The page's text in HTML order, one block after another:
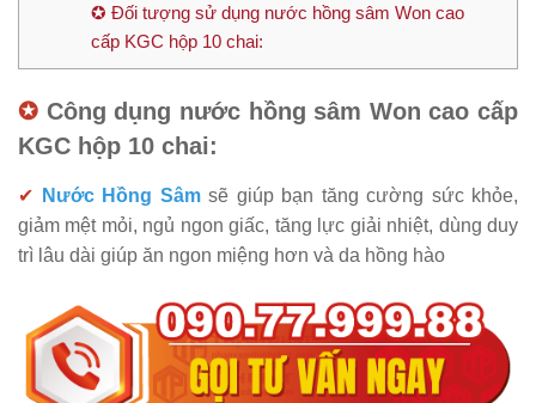
✪ Đối tượng sử dụng nước hồng sâm Won cao
cấp KGC hộp 10 chai:
✪ Công dụng nước hồng sâm Won cao cấp
KGC hộp 10 chai:
✔ Nước Hồng Sâmsẽ giúp bạn tăng cường sức khỏe,
giảm mệt mỏi, ngủ ngon giấc, tăng lực giải nhiệt, dùng duy
trì lâu dài giúp ăn ngon miệng hơn và da hồng hào